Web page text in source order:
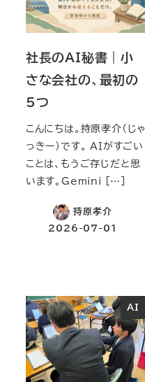
社長のAI秘書｜小
さな会社の、最初の
5つ
こんにちは。持原孝介（じゃ
っきー）です。 AIがすごい
ことは、もうご存じだと思
います。Gemini […]
持原孝介
2026-07-01
AI